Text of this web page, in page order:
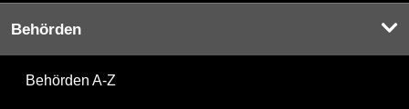
Behörden
Behörden A-Z